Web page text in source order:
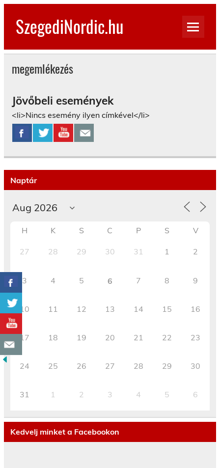
Skip
contentSzegediNordic.hu
megemlékezés
Jövőbeli események
<li>Nincs esemény ilyen címkével</li>
Naptár
H K S C P S V
27 28 29 30 31 1 2
3 4 5 6 7 8 9
10 11 12 13 14 15 16
17 18 19 20 21 22 23
24 25 26 27 28 29 30
31 1 2 3 4 5 6
Kedvelj minket a Facebookon